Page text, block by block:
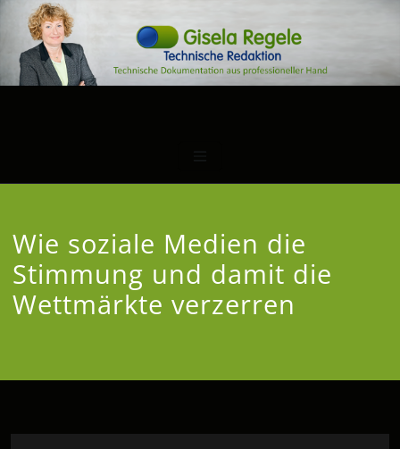
Wie soziale Medien die
Stimmung und damit die
Wettmärkte verzerren